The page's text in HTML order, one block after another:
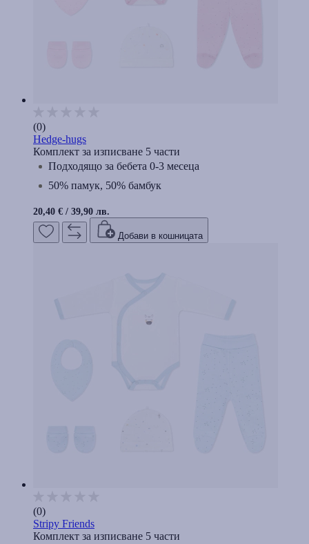
(0)
Hedge-hugs
Комплект за изписване 5 части
Подходящо за бебета 0-3 месеца
50% памук, 50% бамбук
20,40 € / 39,90 лв.
Добави в кошницата
(0)
Stripy Friends
Комплект за изписване 5 части